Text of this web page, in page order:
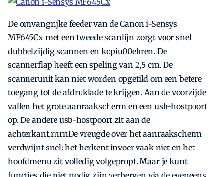
De omvangrijke feeder van de Canon i-Sensys
MF645Cx met een tweede scanlijn zorgt voor snel
dubbelzijdig scannen en kopiu00ebren. De
scannerflap heeft een speling van 2,5 cm. De
scannerunit kan niet worden opgetild om een betere
toegang tot de afdruklade te krijgen. Aan de voorzijde
vallen het grote aanraakscherm en een usb-hostpoort
op. De andere usb-hostpoort zit aan de
achterkant.rnrnDe vreugde over het aanraakscherm
verdwijnt snel: het herkent invoer vaak niet en het
hoofdmenu zit volledig volgepropt. Maar je kunt